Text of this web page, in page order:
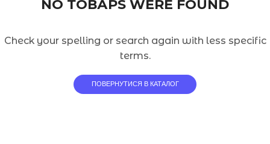
NO ТОВАРS WERE FOUND
Check your spelling or search again with less specific
terms.
ПОВЕРНУТИСЯ В КАТАЛОГ